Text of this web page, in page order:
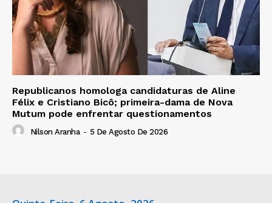
Republicanos homologa candidaturas de Aline
Félix e Cristiano Bicô; primeira-dama de Nova
Mutum pode enfrentar questionamentos
Nilson Aranha - 5 De Agosto De 2026